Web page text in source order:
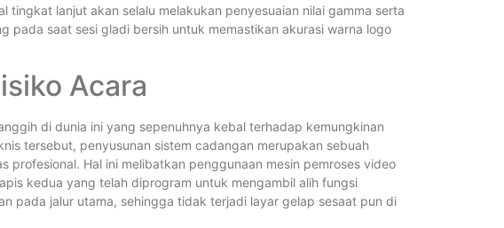
tingkat lanjut akan selalu melakukan penyesuaian nilai gamma serta
pada saat sesi gladi bersih untuk memastikan akurasi warna logo
Acara
di dunia ini yang sepenuhnya kebal terhadap kemungkinan
tersebut, penyusunan sistem cadangan merupakan sebuah
profesional. Hal ini melibatkan penggunaan mesin pemroses video
kedua yang telah diprogram untuk mengambil alih fungsi
pada jalur utama, sehingga tidak terjadi layar gelap sesaat pun di